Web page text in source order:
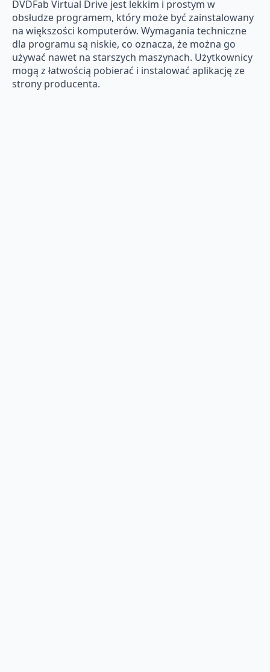
DVDFab Virtual Drive jest lekkim i prostym w
obsłudze programem, który może być zainstalowany
na większości komputerów. Wymagania techniczne
dla programu są niskie, co oznacza, że ​​można go
używać nawet na starszych maszynach. Użytkownicy
mogą z łatwością pobierać i instalować aplikację ze
strony producenta.